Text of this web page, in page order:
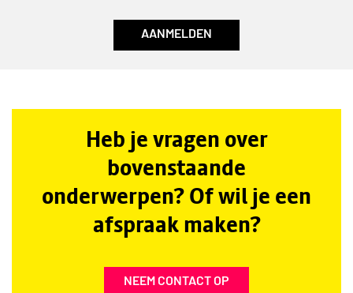
AANMELDEN
Heb je vragen over
bovenstaande
onderwerpen? Of wil je een
afspraak maken?
NEEM CONTACT OP